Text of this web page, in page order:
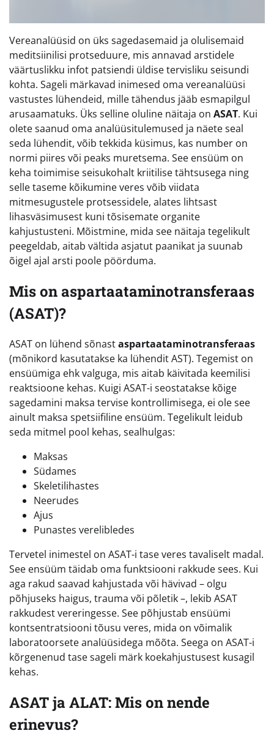
Vereanalüüsid on üks sagedasemaid ja olulisemaid
meditsiinilisi protseduure, mis annavad arstidele
väärtuslikku infot patsiendi üldise tervisliku seisundi
kohta. Sageli märkavad inimesed oma vereanalüüsi
vastustes lühendeid, mille tähendus jääb esmapilgul
arusaamatuks. Üks selline oluline näitaja on ASAT. Kui
olete saanud oma analüüsitulemused ja näete seal
seda lühendit, võib tekkida küsimus, kas number on
normi piires või peaks muretsema. See ensüüm on
keha toimimise seisukohalt kriitilise tähtsusega ning
selle taseme kõikumine veres võib viidata
mitmesugustele protsessidele, alates lihtsast
lihasväsimusest kuni tõsisemate organite
kahjustusteni. Mõistmine, mida see näitaja tegelikult
peegeldab, aitab vältida asjatut paanikat ja suunab
õigel ajal arsti poole pöörduma.
Mis on aspartaataminotransferaas
(ASAT)?
ASAT on lühend sõnastaspartaataminotransferaas
(mõnikord kasutatakse ka lühendit AST). Tegemist on
ensüümiga ehk valguga, mis aitab käivitada keemilisi
reaktsioone kehas. Kuigi ASAT-i seostatakse kõige
sagedamini maksa tervise kontrollimisega, ei ole see
ainult maksa spetsiifiline ensüüm. Tegelikult leidub
seda mitmel pool kehas, sealhulgas:
Maksas
Südames
Skeletilihastes
Neerudes
Ajus
Punastes verelibledes
Tervetel inimestel on ASAT-i tase veres tavaliselt madal.
See ensüüm täidab oma funktsiooni rakkude sees. Kui
aga rakud saavad kahjustada või hävivad – olgu
põhjuseks haigus, trauma või põletik –, lekib ASAT
rakkudest vereringesse. See põhjustab ensüümi
kontsentratsiooni tõusu veres, mida on võimalik
laboratoorsete analüüsidega mõõta. Seega on ASAT-i
kõrgenenud tase sageli märk koekahjustusest kusagil
kehas.
ASAT ja ALAT: Mis on nende
erinevus?